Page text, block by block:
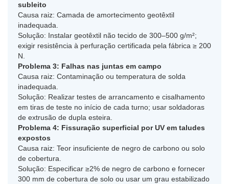
subleito
Causa raiz: Camada de amortecimento geotêxtil
inadequada.
Solução: Instalar geotêxtil não tecido de 300–500 g/m²;
exigir resistência à perfuração certificada pela fábrica ≥ 200
N.
Problema 3: Falhas nas juntas em campo
Causa raiz: Contaminação ou temperatura de solda
inadequada.
Solução: Realizar testes de arrancamento e cisalhamento
em tiras de teste no início de cada turno; usar soldadoras
de extrusão de dupla esteira.
Problema 4: Fissuração superficial por UV em taludes
expostos
Causa raiz: Teor insuficiente de negro de carbono ou solo
de cobertura.
Solução: Especificar ≥2% de negro de carbono e fornecer
300 mm de cobertura de solo ou usar um grau estabilizado